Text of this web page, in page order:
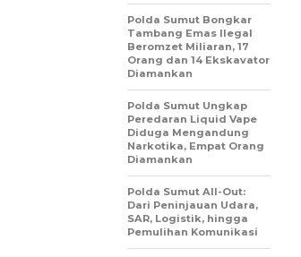
Polda Sumut Bongkar
Tambang Emas Ilegal
Beromzet Miliaran, 17
Orang dan 14 Ekskavator
Diamankan
Polda Sumut Ungkap
Peredaran Liquid Vape
Diduga Mengandung
Narkotika, Empat Orang
Diamankan
Polda Sumut All-Out:
Dari Peninjauan Udara,
SAR, Logistik, hingga
Pemulihan Komunikasi